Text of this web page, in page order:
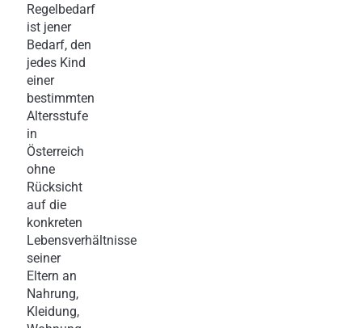
Regelbedarf
ist jener
Bedarf, den
jedes Kind
einer
bestimmten
Altersstufe
in
Österreich
ohne
Rücksicht
auf die
konkreten
Lebensverhältnisse
seiner
Eltern an
Nahrung,
Kleidung,